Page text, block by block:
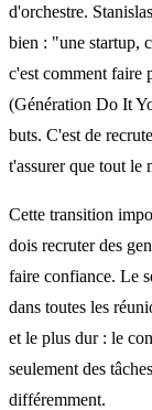
d'orchestre.
bien : "une startup,
c'est comment faire
(Génération Do It
buts. C'est de
t'assurer que tout le
Cette transition
dois recruter des
faire confiance. Le
dans toutes les
et le plus dur : le
seulement des
différemment.